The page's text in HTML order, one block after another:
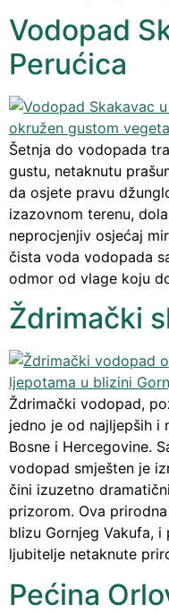
Vodopad
Perućica
Šetnja do vodopada
gustu, netaknutu
da osjete pravu
izazovnom terenu,
neprocjenjiv osjećaj
čista voda vodopada
odmor od vlage koju
Ždrimački
Ždrimački vodopad,
jedno je od najljepših i
Bosne i Hercegovine.
vodopad smješten je
čini izuzetno
prizorom. Ova
blizu Gornjeg Vakufa,
ljubitelje netaknute
Pećina